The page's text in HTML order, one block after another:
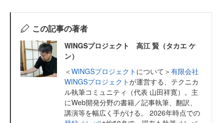
この記事の著者
WINGSプロジェクト 高江 賢（タカエ ケ
ン）
＜WINGSプロジェクト について＞有限会社
WINGSプロジェクトが運営する、テクニカ
ル執筆コミュニティ（代表 山田祥寛）。主
にWeb開発分野の書籍／記事執筆、翻訳、
講演等を幅広く手がける。 2026年時点での